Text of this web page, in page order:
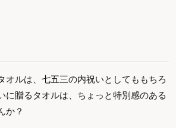
オルは、七五三の内祝いとしてももちろ
に贈るタオルは、ちょっと特別感のある
か？